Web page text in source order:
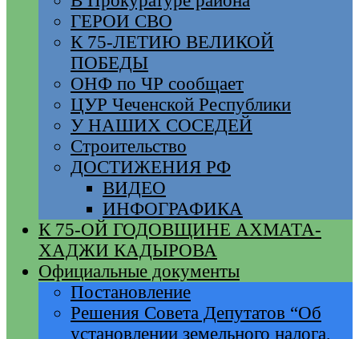
ГЕРОИ СВО
К 75-ЛЕТИЮ ВЕЛИКОЙ
ПОБЕДЫ
ОНФ по ЧР сообщает
ЦУР Чеченской Республики
У НАШИХ СОСЕДЕЙ
Строительство
ДОСТИЖЕНИЯ РФ
ВИДЕО
ИНФОГРАФИКА
К 75-ОЙ ГОДОВЩИНЕ АХМАТА-
ХАДЖИ КАДЫРОВА
Официальные документы
Постановление
Решения Совета Депутатов “Об
установлении земельного налога,